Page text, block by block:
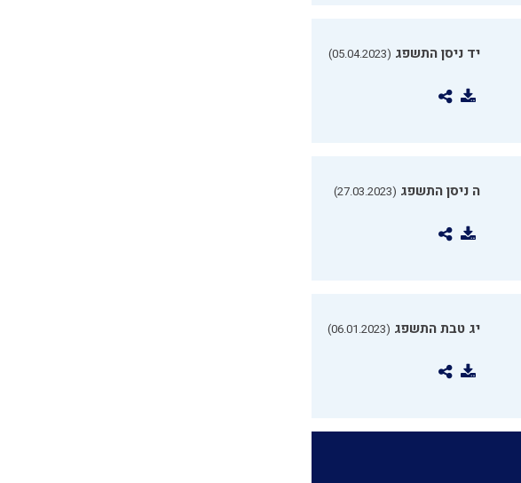
יד ניסן התשפג (05.04.2023)
ה ניסן התשפג (27.03.2023)
יג טבת התשפג (06.01.2023)